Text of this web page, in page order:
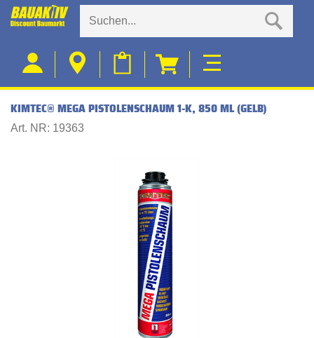
KIMTEC® MEGA PISTOLENSCHAUM 1-K, 850 ML (GELB)
Art. NR: 19363